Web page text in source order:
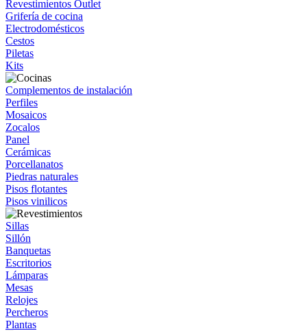
Revestimientos Outlet
Grifería de cocina
Electrodomésticos
Cestos
Piletas
Kits
Complementos de instalación
Perfiles
Mosaicos
Zocalos
Panel
Cerámicas
Porcellanatos
Piedras naturales
Pisos flotantes
Pisos vinilicos
Sillas
Sillón
Banquetas
Escritorios
Lámparas
Mesas
Relojes
Percheros
Plantas